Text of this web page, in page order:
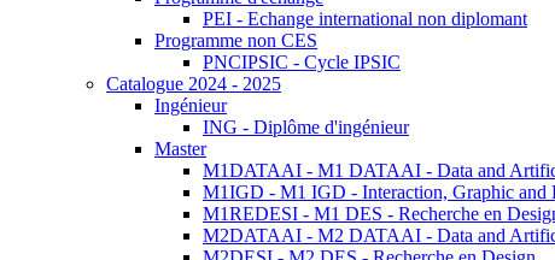
PEI - Echange international non diplomant
Programme non CES
PNCIPSIC - Cycle IPSIC
Catalogue 2024 - 2025
Ingénieur
ING - Diplôme d'ingénieur
Master
M1DATAAI - M1 DATAAI - Data and
M1IGD - M1 IGD - Interaction, Graphic and
M1REDESI - M1 DES - Recherche en
M2DATAAI - M2 DATAAI - Data and